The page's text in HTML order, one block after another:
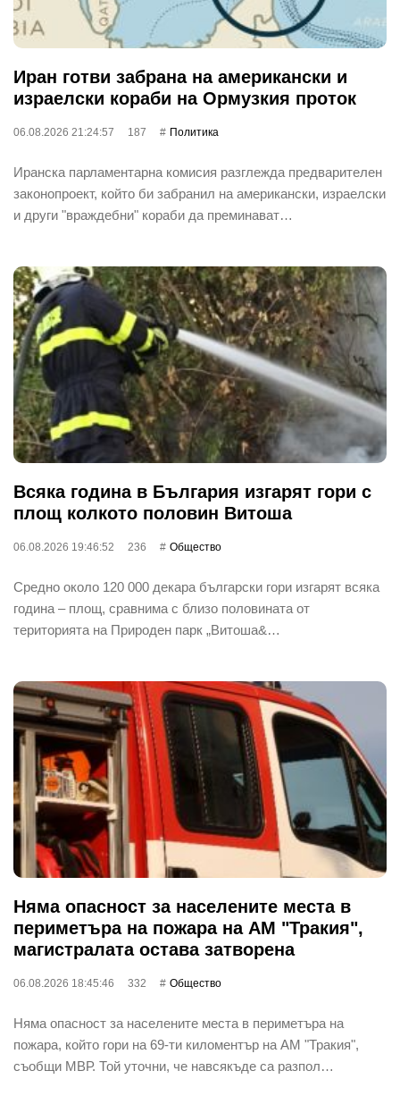
Иран готви забрана на американски и
израелски кораби на Ормузкия проток
06.08.2026 21:24:57 187 Политика
Иранска парламентарна комисия разглежда предварителен
законопроект, който би забранил на американски, израелски
и други "враждебни" кораби да преминават…
Всяка година в България изгарят гори с
площ колкото половин Витоша
06.08.2026 19:46:52 236 Общество
Средно около 120 000 декара български гори изгарят всяка
година – площ, сравнима с близо половината от
територията на Природен парк „Витоша&…
Няма опасност за населените места в
периметъра на пожара на АМ "Тракия",
магистралата остава затворена
06.08.2026 18:45:46 332 Общество
Няма опасност за населените места в периметъра на
пожара, който гори на 69-ти киломентър на АМ "Тракия",
съобщи МВР. Той уточни, че навсякъде са разпол…